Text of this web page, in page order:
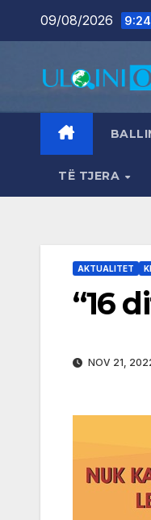
09/08/2026
TË TJERA
AKTUALITET
“16
NOV 21,